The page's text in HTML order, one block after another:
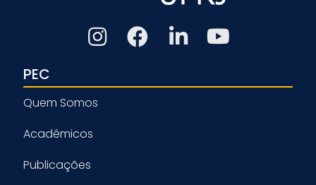
PEC
Quem Somos
Acadêmicos
Publicações